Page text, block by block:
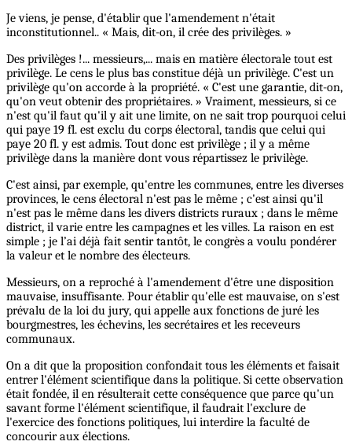
Je viens, je pense, d'établir que l'amendement n'était
inconstitutionnel.. « Mais, dit-on, il crée des privilèges. »
Des privilèges !... messieurs,... mais en matière électorale tout est
privilège. Le cens le plus bas constitue déjà un privilège. C'est un
privilège qu'on accorde à la propriété. « C'est une garantie, dit-on,
qu'on veut obtenir des propriétaires. » Vraiment, messieurs, si ce
n'est qu'il faut qu'il y ait une limite, on ne sait trop pourquoi celui
qui paye 19 fl. est exclu du corps électoral, tandis que celui qui
paye 20 fl. y est admis. Tout donc est privilège ; il y a même
privilège dans la manière dont vous répartissez le privilège.
C'est ainsi, par exemple, qu'entre les communes, entre les diverses
provinces, le cens électoral n'est pas le même ; c'est ainsi qu'il
n'est pas le même dans les divers districts ruraux ; dans le même
district, il varie entre les campagnes et les villes. La raison en est
simple ; je l’ai déjà fait sentir tantôt, le congrès a voulu pondérer
la valeur et le nombre des électeurs.
Messieurs, on a reproché à l'amendement d'être une disposition
mauvaise, insuffisante. Pour établir qu'elle est mauvaise, on s'est
prévalu de la loi du jury, qui appelle aux fonctions de juré les
bourgmestres, les échevins, les secrétaires et les receveurs
communaux.
On a dit que la proposition confondait tous les éléments et faisait
entrer l'élément scientifique dans la politique. Si cette observation
était fondée, il en résulterait cette conséquence que parce qu'un
savant forme l'élément scientifique, il faudrait l'exclure de
l'exercice des fonctions politiques, lui interdire la faculté de
concourir aux élections.